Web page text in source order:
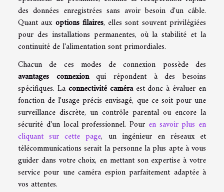
des données enregistrées sans avoir besoin d'un câble.
Quant aux options filaires, elles sont souvent privilégiées
pour des installations permanentes, où la stabilité et la
continuité de l'alimentation sont primordiales.
Chacun de ces modes de connexion possède des
avantages connexionqui répondent à des besoins
spécifiques. La connectivité caméraest donc à évaluer en
fonction de l'usage précis envisagé, que ce soit pour une
surveillance discrète, un contrôle parental ou encore la
sécurité d'un local professionnel. Pour en savoir plus en
cliquant sur cette page, un ingénieur en réseaux et
télécommunications serait la personne la plus apte à vous
guider dans votre choix, en mettant son expertise à votre
service pour une caméra espion parfaitement adaptée à
vos attentes.